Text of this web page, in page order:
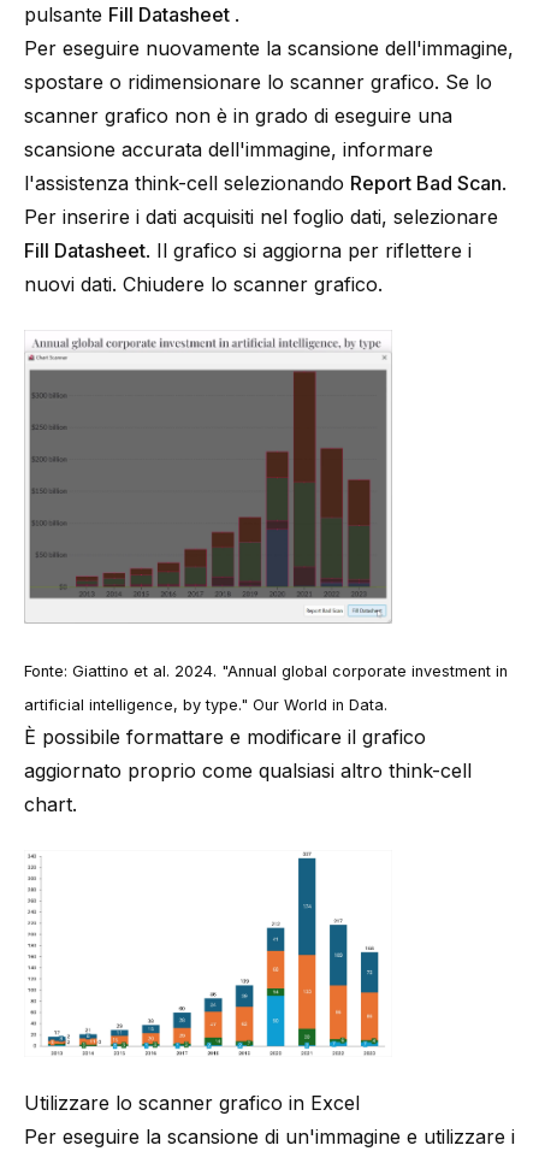
pulsante Fill Datasheet .
Per eseguire nuovamente la scansione dell'immagine,
spostare o ridimensionare lo scanner grafico. Se lo
scanner grafico non è in grado di eseguire una
scansione accurata dell'immagine, informare
l'assistenza think-cell selezionando Report Bad Scan.
Per inserire i dati acquisiti nel foglio dati, selezionare
Fill Datasheet. Il grafico si aggiorna per riflettere i
nuovi dati. Chiudere lo scanner grafico.
Fonte: Giattino et al. 2024. "Annual global corporate investment in
artificial intelligence, by type." Our World in Data.
È possibile formattare e modificare il grafico
aggiornato proprio come qualsiasi altro think-cell
chart.
Utilizzare lo scanner grafico in Excel
Per eseguire la scansione di un'immagine e utilizzare i